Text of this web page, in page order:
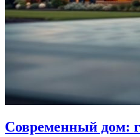
Современный дом: